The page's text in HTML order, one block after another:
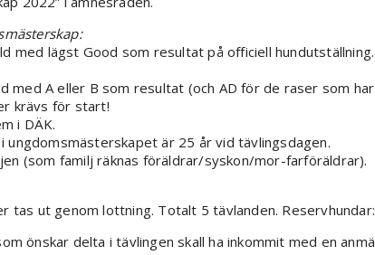
med lägst Good som resultat på officiell hundutställning.
med A eller B som resultat (och AD för de raser som
krävs för start!
i DÄK.
ungdomsmästerskapet är 25 år vid tävlingsdagen.
(som familj räknas föräldrar/syskon/mor-farföräldrar).
tas ut genom lottning. Totalt 5 tävlanden.
önskar delta i tävlingen skall ha inkommit med en